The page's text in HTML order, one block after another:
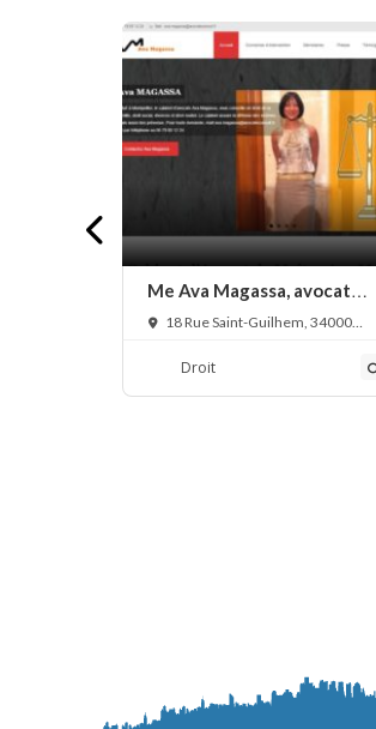
Me Ava Magassa, avocat
généraliste
18 Rue Saint-Guilhem, 34000
Droit